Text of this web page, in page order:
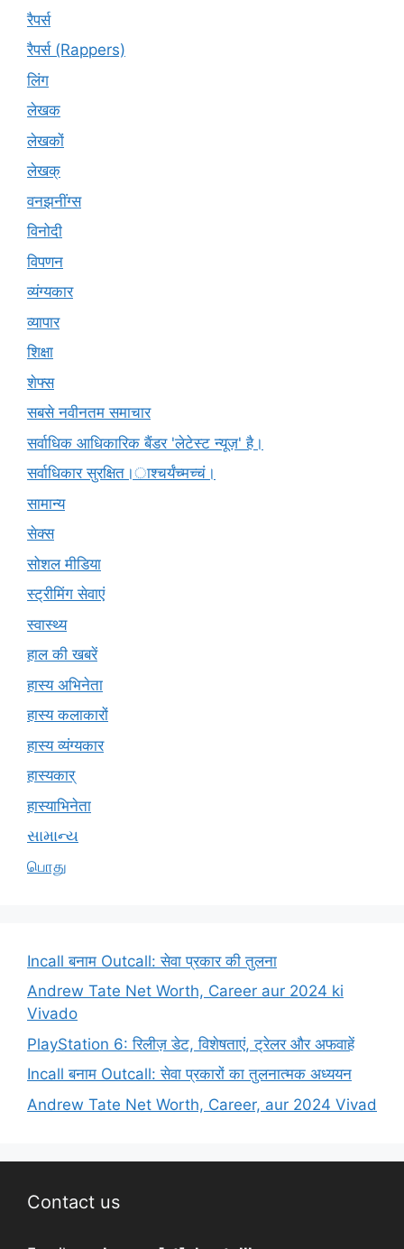
रैपर्स
रैपर्स (Rappers)
लिंग
लेखक
लेखकों
लेखक्
वनझनींग्स
विनोदी
विपणन
व्यंग्यकार
व्यापार
शिक्षा
शेफ्स
सबसे नवीनतम समाचार
सर्वाधिक आधिकारिक बैंडर 'लेटेस्ट न्यूज़' है।
सर्वाधिकार सुरक्षित।ाश्चर्यंच्मच्चं।
सामान्य
सेक्स
सोशल मीडिया
स्ट्रीमिंग सेवाएं
स्वास्थ्य
हाल की खबरें
हास्य अभिनेता
हास्य कलाकारों
हास्य व्यंग्यकार
हास्यकार्
हास्याभिनेता
સામાન્ય
பொது
Incall बनाम Outcall: सेवा प्रकार की तुलना
Andrew Tate Net Worth, Career aur 2024 ki
Vivado
PlayStation 6: रिलीज़ डेट, विशेषताएं, ट्रेलर और अफवाहें
Incall बनाम Outcall: सेवा प्रकारों का तुलनात्मक अध्ययन
Andrew Tate Net Worth, Career, aur 2024 Vivad
Contact us